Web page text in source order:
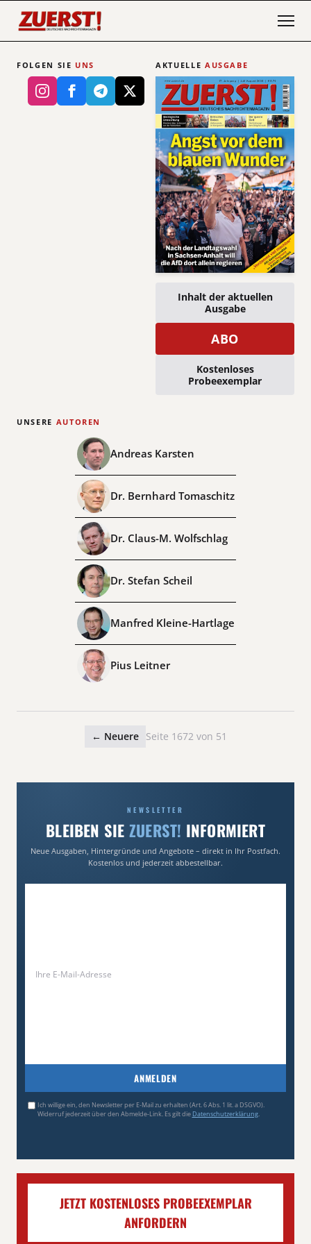
FOLGEN SIE UNS AKTUELLE AUSGABE
Inhalt der aktuellen
Ausgabe
ABO
Kostenloses
Probeexemplar
UNSERE AUTOREN
Andreas Karsten
Dr. Bernhard Tomaschitz
Dr. Claus-M. Wolfschlag
Dr. Stefan Scheil
Manfred Kleine-Hartlage
Pius Leitner
← Neuere Seite 1672 von 51
NEWSLETTER
BLEIBEN SIE ZUERST! INFORMIERT
Neue Ausgaben, Hintergründe und Angebote – direkt in Ihr Postfach.
Kostenlos und jederzeit abbestellbar.
ANMELDEN
Ich willige ein, den Newsletter per E-Mail zu erhalten (Art. 6 Abs. 1 lit. a DSGVO).
Widerruf jederzeit über den Abmelde-Link. Es gilt die Datenschutzerklärung.
JETZT KOSTENLOSES PROBEEXEMPLAR
ANFORDERN